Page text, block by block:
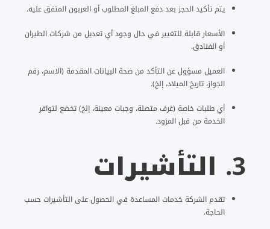
يتم تأكيد الحجز بعد دفع المبلغ المطلوب أو العربون المتفق عليه.
الأسعار قابلة للتغيير في حال وجود أي تعديل من شركات الطيران
أو الفنادق.
العميل مسؤول عن التأكد من صحة البيانات المقدمة (الاسم، رقم
الجواز، تاريخ الميلاد، إلخ).
أي طلبات خاصة (غرف متصلة، وجبات معينة، إلخ) تخضع لتوافر
الخدمة من قبل المزود.
3. التأشيرات
تقدم الشركة خدمات المساعدة في الحصول على التأشيرات حسب
الحاجة.